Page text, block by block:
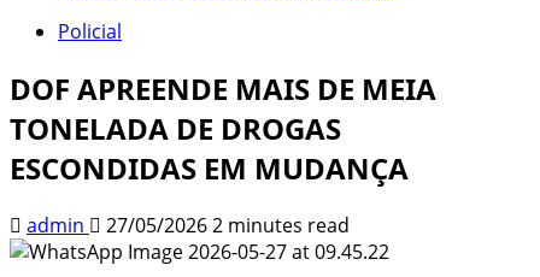
Policial
DOF APREENDE MAIS DE MEIA
TONELADA DE DROGAS
ESCONDIDAS EM MUDANÇA
admin 27/05/20262 minutes read